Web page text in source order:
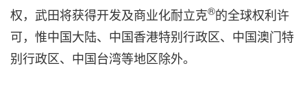
权，武田将获得开发及商业化耐立克®的全球权利许
可，惟中国大陆、中国香港特别行政区、中国澳门特
别行政区、中国台湾等地区除外。